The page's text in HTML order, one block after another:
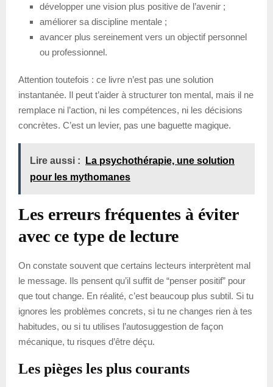
développer une vision plus positive de l’avenir ;
améliorer sa discipline mentale ;
avancer plus sereinement vers un objectif personnel
ou professionnel.
Attention toutefois : ce livre n’est pas une solution
instantanée. Il peut t’aider à structurer ton mental, mais il ne
remplace ni l’action, ni les compétences, ni les décisions
concrètes. C’est un levier, pas une baguette magique.
Lire aussi :
La psychothérapie, une solution
pour les mythomanes
Les erreurs fréquentes à éviter
avec ce type de lecture
On constate souvent que certains lecteurs interprètent mal
le message. Ils pensent qu’il suffit de “penser positif” pour
que tout change. En réalité, c’est beaucoup plus subtil. Si tu
ignores les problèmes concrets, si tu ne changes rien à tes
habitudes, ou si tu utilises l’autosuggestion de façon
mécanique, tu risques d’être déçu.
Les pièges les plus courants